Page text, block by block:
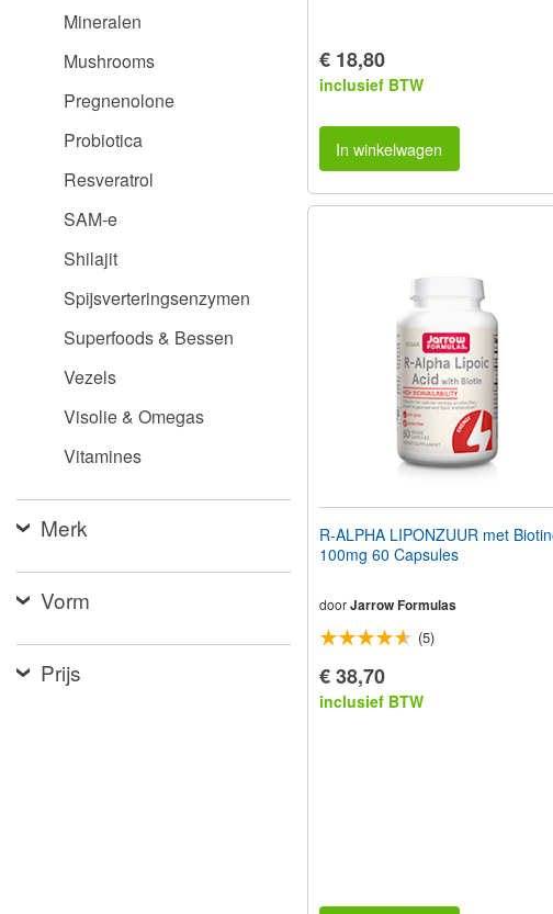
Mineralen
Mushrooms
Pregnenolone
Probiotica
Resveratrol
SAM-e
Shilajit
Spijsverteringsenzymen
Superfoods & Bessen
Vezels
Visolie & Omegas
Vitamines
Merk
Vorm
Prijs
€ 18,80
inclusief BTW
In winkelwagen
R-ALPHA LIPONZUUR met
100mg 60 Capsules
doorJarrow Formulas
(5)
€ 38,70
inclusief BTW